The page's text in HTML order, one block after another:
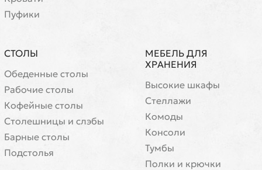
Пуфики
СТОЛЫ
Обеденные столы
Рабочие столы
Кофейные столы
Cтолешницы и слэбы
Барные столы
Подстолья
МЕБЕЛЬ ДЛЯ
ХРАНЕНИЯ
Высокие шкафы
Стеллажи
Комоды
Консоли
Тумбы
Полки и крючки